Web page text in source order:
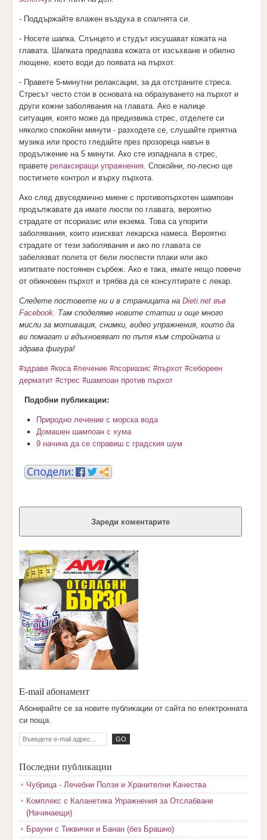
- Поддържайте влажен въздуха в спалнята си.
- Носете шапка. Слънцето и студът изсушават кожата на
главата. Шапката предпазва кожата от изсъхване и обилно
лющене, което води до появата на пърхот.
- Правете 5-минутни релаксации, за да отстраните стреса.
Стресът често стои в основата на образуването на пърхот и
други кожни заболявания на главата. Ако е налице
ситуация, която може да предизвика стрес, отделете си
няколко спокойни минути - разходете се, слушайте приятна
музика или просто гледайте през прозореца навън в
продължение на 5 минути. Ако сте изпаднала в стрес,
правете релаксиращи упражнения. Спокойни, по-лесно ще
постигнете контрол и върху пърхота.
Ако след двуседмично миене с противопърхотен шампоан
продължавате да имате люспи по главата, вероятно
страдате от псориазис или екзема. Това са упорити
заболявания, които изискват лекарска намеса. Вероятно
страдате от тези заболявания и ако по главата се
забелязват полета от бели люспести плаки или ако
изпитвате постоянен сърбеж. Ако е така, имате нещо повече
от обикновен пърхот и трябва да се консултирате с лекар.
Следете постовете ни и в страницата на Dieti.net във
Facebook. Там споделяме новите статии и още много
мисли за мотивация, снимки, видео упражнения, които да
ви помагат и вдъхновяват по пътя към стройната и
здрава фигура!
#здраве #коса #лечение #псориазис #пърхот #себореен
дерматит #стрес #шампоан против пърхот
Подобни публикации:
Природно лечение с морска вода
Домашен шампоан с хума
9 начина да се справиш с градския шум
Зареди коментарите
E-mail абонамент
Aбoниpaйтe ce зa нoвитe пyбликaции oт caйтa пo eлeктpoннaтa
cи пoщa.
Последни публикации
Чубрица - Лечебни Ползи и Хранителни Качества
Комплекс с Каланетика Упражнения за Отслабване
(Начинаещи)
Брауни с Тиквички и Банан (без Брашно)